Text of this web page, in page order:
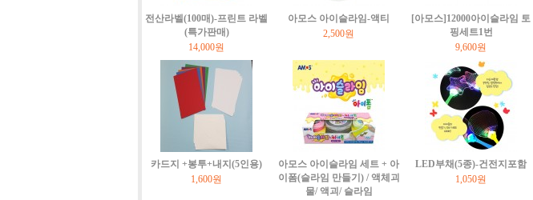
전산라벨(100매)-프린트 라벨
(특가판매)
14,000원
아모스 아이슬라임-액티
2,500원
[아모스]12000아이슬라임 토
핑세트1번
9,600원
카드지 +봉투+내지(5인용)
1,600원
아모스 아이슬라임 세트 + 아
이폼(슬라임 만들기) / 액체괴
물/ 액괴/ 슬라임
LED부채(5종)-건전지포함
1,050원